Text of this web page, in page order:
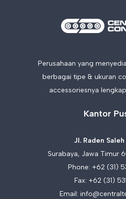
Perusahaan yang
berbagai tipe & ukuran
accessoriesnya
Kantor
Jl. Raden
Surabaya, Jawa Timur
Phone: +62 (31)
Fax: +62 (31)
Email: